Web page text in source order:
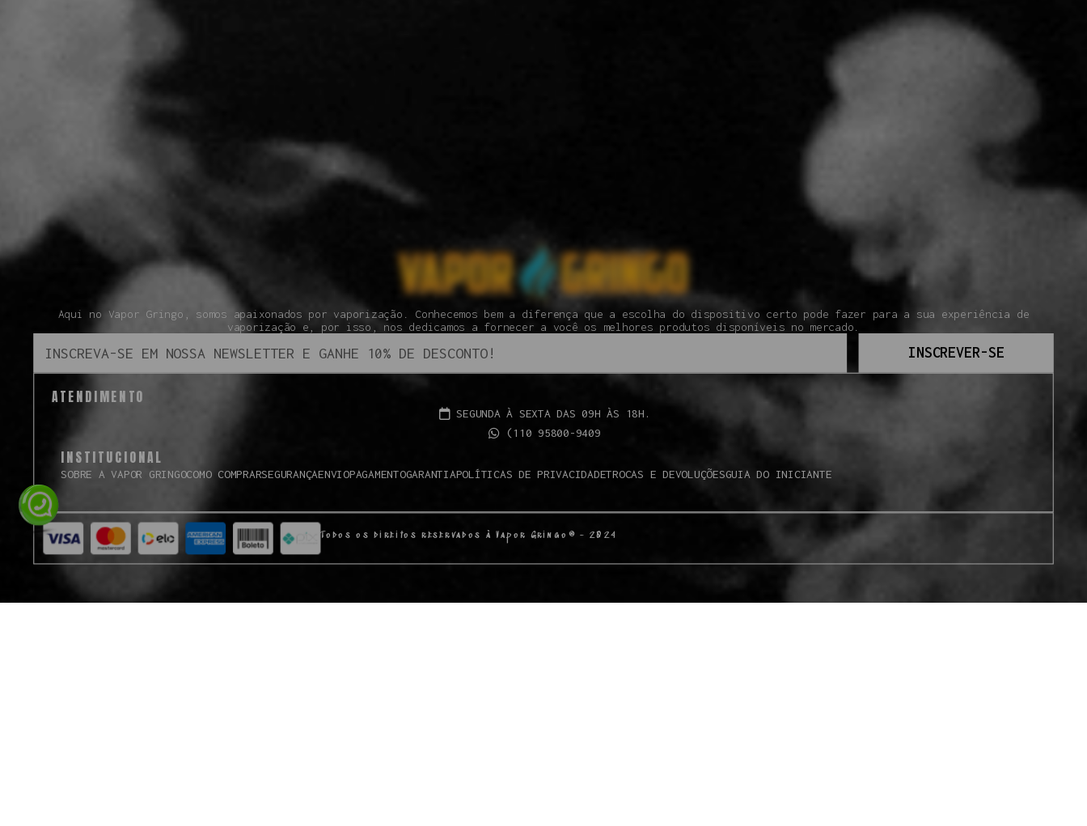
Aqui no Vapor Gringo, somos apaixonados por vaporização. Conhecemos bem a diferença que a escolha do dispositivo certo pode fazer para a sua experiência de
vaporização e, por isso, nos dedicamos a fornecer a você os melhores produtos disponíveis no mercado.
INSCREVER-SE
ATENDIMENTO
SEGUNDA À SEXTA DAS 09H ÀS 18H.
(110 95800-9409
INSTITUCIONAL
SOBRE A VAPOR GRINGOCOMO COMPRARSEGURANÇAENVIOPAGAMENTOGARANTIAPOLÍTICAS DE PRIVACIDADETROCAS E DEVOLUÇÕESGUIA DO INICIANTE
Todos os direitos reservados à Vapor Gringo® - 2024